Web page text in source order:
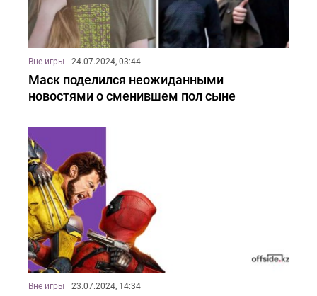
Вне игры 24.07.2024, 03:44
Маск поделился неожиданными
новостями о сменившем пол сыне
Вне игры 23.07.2024, 14:34